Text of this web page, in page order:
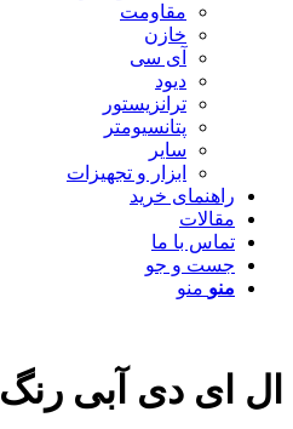
مقاومت
خازن
آی سی
دیود
ترانزیستور
پتانسیومتر
سایر
ابزار و تجهیزات
راهنمای خرید
مقالات
تماس با ما
جست و جو
منو منو
ال ای دی آبی رنگ